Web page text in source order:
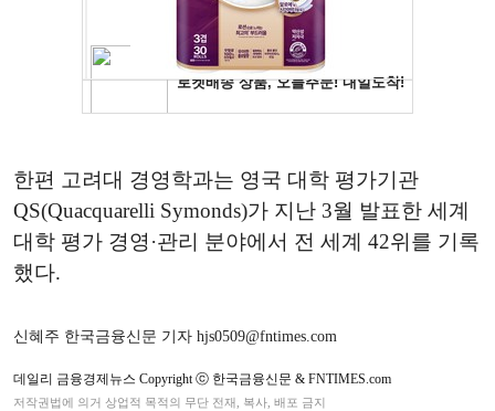
한편 고려대 경영학과는 영국 대학 평가기관
QS(Quacquarelli Symonds)가 지난 3월 발표한 세계
대학 평가 경영·관리 분야에서 전 세계 42위를 기록
했다.
신혜주 한국금융신문 기자 hjs0509@fntimes.com
데일리 금융경제뉴스 Copyright ⓒ 한국금융신문 & FNTIMES.com
저작권법에 의거 상업적 목적의 무단 전재, 복사, 배포 금지